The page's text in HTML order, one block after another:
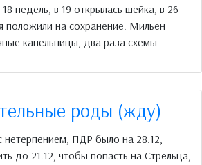
недель, в 19 открылась шейка, в 26
положили на сохранение. Мильен
капельницы, два раза схемы
роды (жду)
ПДР было на 28.12,
до 21.12, чтобы попасть на Стрельца,